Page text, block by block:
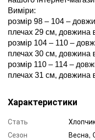
Виміри:
розмір 98 – 104 –
плечах 29 см, довжина
розмір 104 – 110 –
плечах 30 см, довжина
розмір 110 – 114 –
плечах 31 см, довжина
Характеристики
Стать
Сезон
Весна,